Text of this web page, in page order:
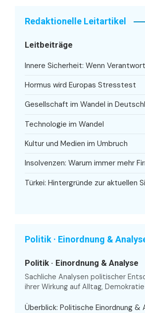
Redaktionelle Leitartikel
Leitbeiträge
Innere Sicherheit: Wenn
Hormus wird Europas Stresstest
Gesellschaft im Wandel in
Technologie im Wandel
Kultur und Medien im Umbruch
Insolvenzen: Warum immer mehr
Türkei: Hintergründe zur aktuellen
Politik · Einordnung &
Politik · Einordnung & Analyse
Sachliche Analysen politischer
ihrer Wirkung auf Alltag,
Überblick: Politische Einordnung &